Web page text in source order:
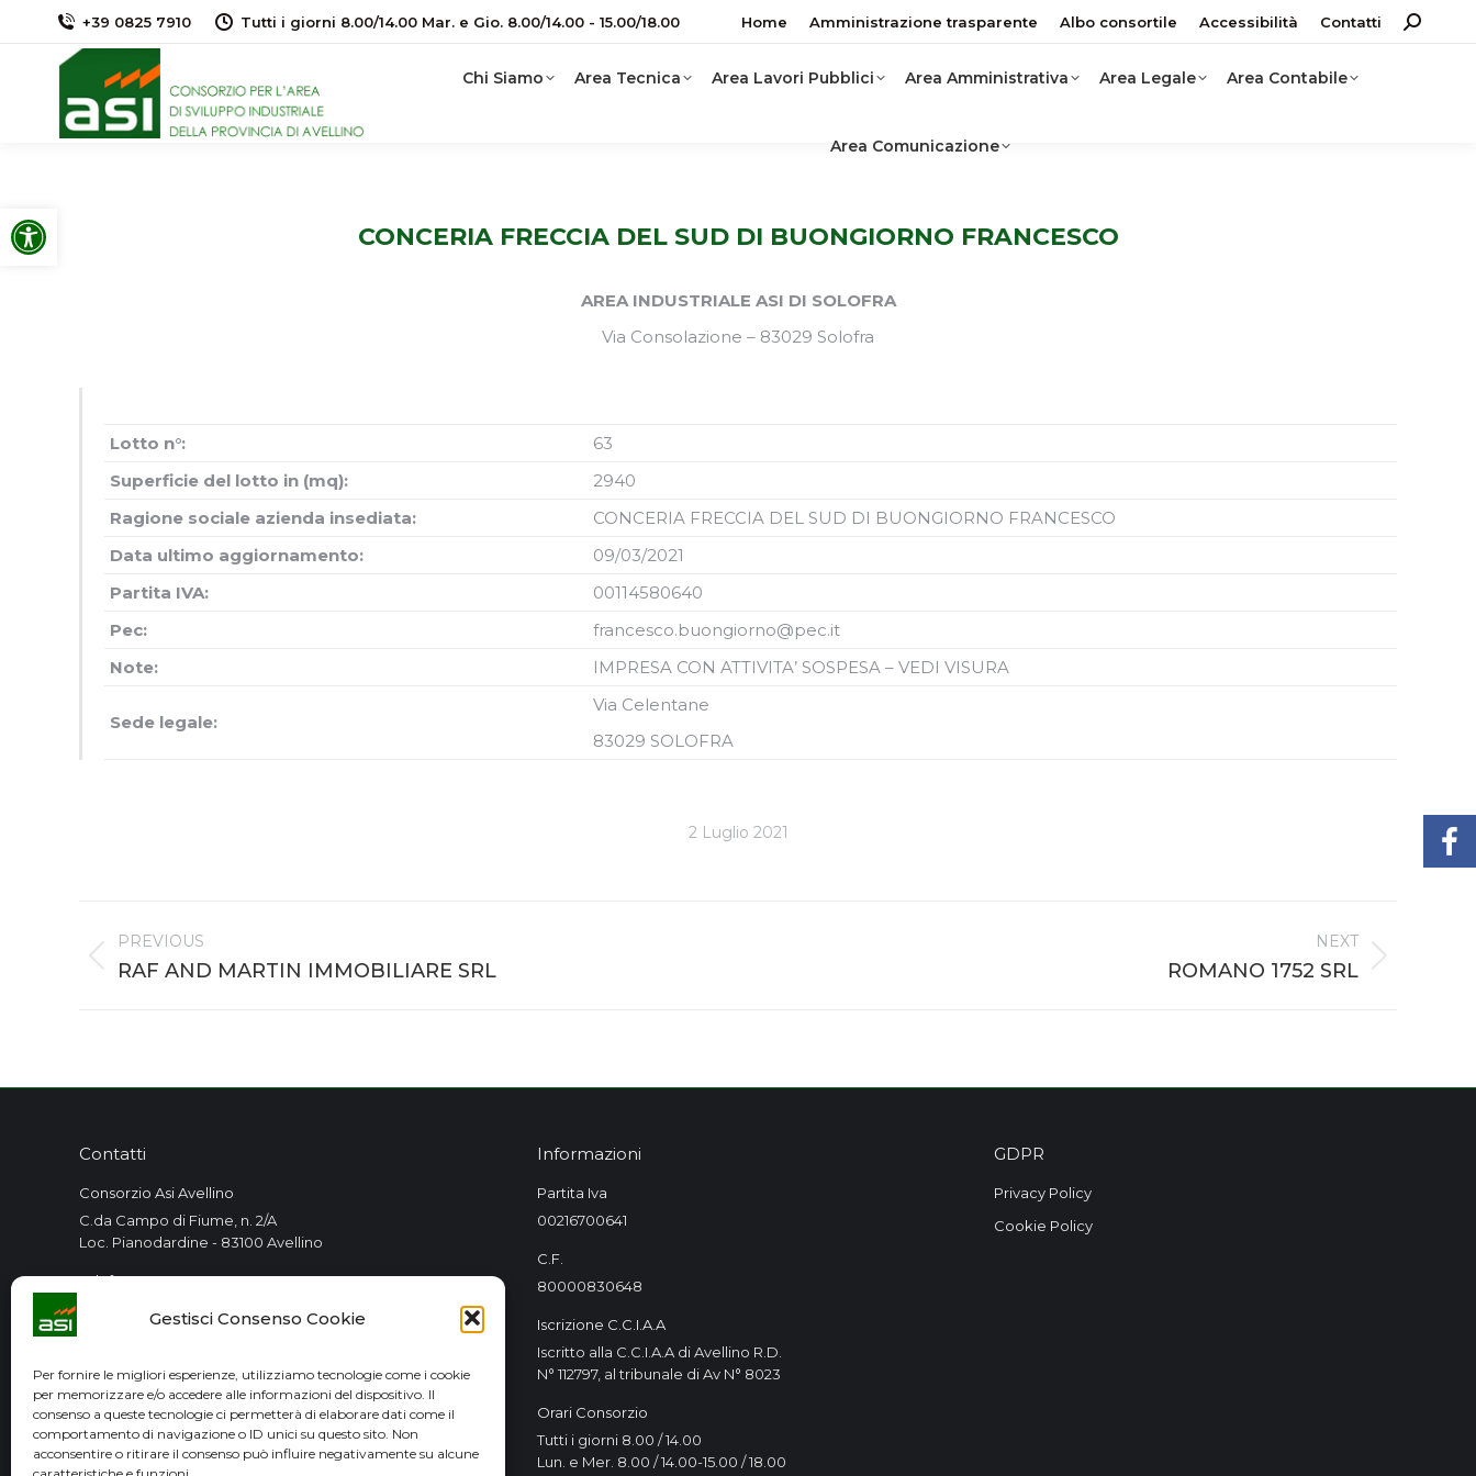
Apri la barra degli strumenti
Gestisci Consenso Cookie
Per fornire le migliori esperienze, utilizziamo tecnologie come i cookie
per memorizzare e/o accedere alle informazioni del dispositivo. Il
consenso a queste tecnologie ci permetterà di elaborare dati come il
comportamento di navigazione o ID unici su questo sito. Non
acconsentire o ritirare il consenso può influire negativamente su alcune
+39 0825 7910 Tutti i giorni 8.00/14.00 Mar. e Gio. 8.00/14.00 - 15.00/18.00 Home Amministrazione trasparente Albo consortile Accessibilità Contatti Search:
Chi Siamo Area Tecnica Area Lavori Pubblici Area Amministrativa Area Legale Area Contabile
Area Comunicazione
CONCERIA FRECCIA DEL SUD DI BUONGIORNO FRANCESCO
AREA INDUSTRIALE ASI DI SOLOFRA
Via Consolazione – 83029 Solofra
Lotto n°:
63
Superficie del lotto in (mq):
2940
Ragione sociale azienda insediata:
CONCERIA FRECCIA DEL SUD DI BUONGIORNO FRANCESCO
Data ultimo aggiornamento:
09/03/2021
Partita IVA:
00114580640
Pec:
francesco.buongiorno@pec.it
Note:
IMPRESA CON ATTIVITA’ SOSPESA – VEDI VISURA
Sede legale:
Via Celentane
83029 SOLOFRA
2 Luglio 2021
navigation
PREVIOUS
Previous
RAF AND MARTIN IMMOBILIARE SRL
NEXT
ROMANO 1752 SRL
Contatti
Consorzio Asi Avellino
C.da Campo di Fiume, n. 2/A
Loc. Pianodardine - 83100 Avellino
Telefono:
consorzioasiav@pec.it
E-mail:
info@asi.av.it
Informazioni
Partita Iva
00216700641
C.F.
80000830648
Iscrizione C.C.I.A.A
Iscritto alla C.C.I.A.A di Avellino R.D.
N° 112797, al tribunale di Av N° 8023
Orari Consorzio
Tutti i giorni 8.00 / 14.00
Lun. e Mer. 8.00 / 14.00-15.00 / 18.00
GDPR
Privacy Policy
Cookie Policy